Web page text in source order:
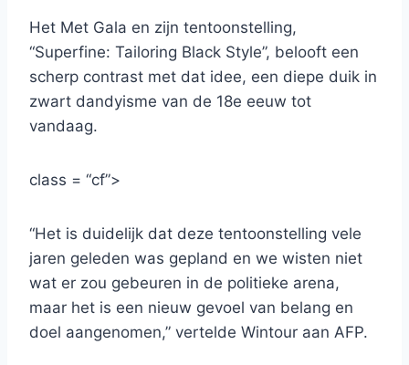
Het Met Gala en zijn tentoonstelling,
“Superfine: Tailoring Black Style”, belooft een
scherp contrast met dat idee, een diepe duik in
zwart dandyisme van de 18e eeuw tot
vandaag.
class = “cf”>
“Het is duidelijk dat deze tentoonstelling vele
jaren geleden was gepland en we wisten niet
wat er zou gebeuren in de politieke arena,
maar het is een nieuw gevoel van belang en
doel aangenomen,” vertelde Wintour aan AFP.